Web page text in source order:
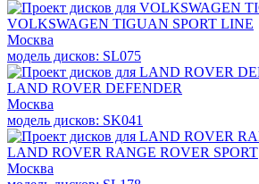
VOLKSWAGEN TIGUAN SPORT LINE
Москва
модель дисков: SL075
LAND ROVER DEFENDER
Москва
модель дисков: SK041
LAND ROVER RANGE ROVER SPORT
Москва